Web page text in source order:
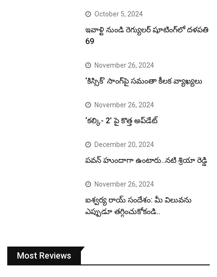
October 5, 2024
ఇవాళ్టి నుండి రెగ్యులర్ షూటింగ్‌లో దళపతి
69
November 26, 2024
‘కిస్సిక్’ సాంగ్‌పై సమంతా కీలక వ్యాఖ్యలు
November 26, 2024
‘కల్కి- 2’ పై కొత్త అప్‌డేట్
December 20, 2024
పవన్ హుందాగా ఉంటారు..నటి శ్రియా రెడ్డి
November 26, 2024
ఐశ్వర్య రాయ్ సందేశం: మీ విలువను
ఎప్పుడూ తగ్గించుకోకండి..
Most Reviews